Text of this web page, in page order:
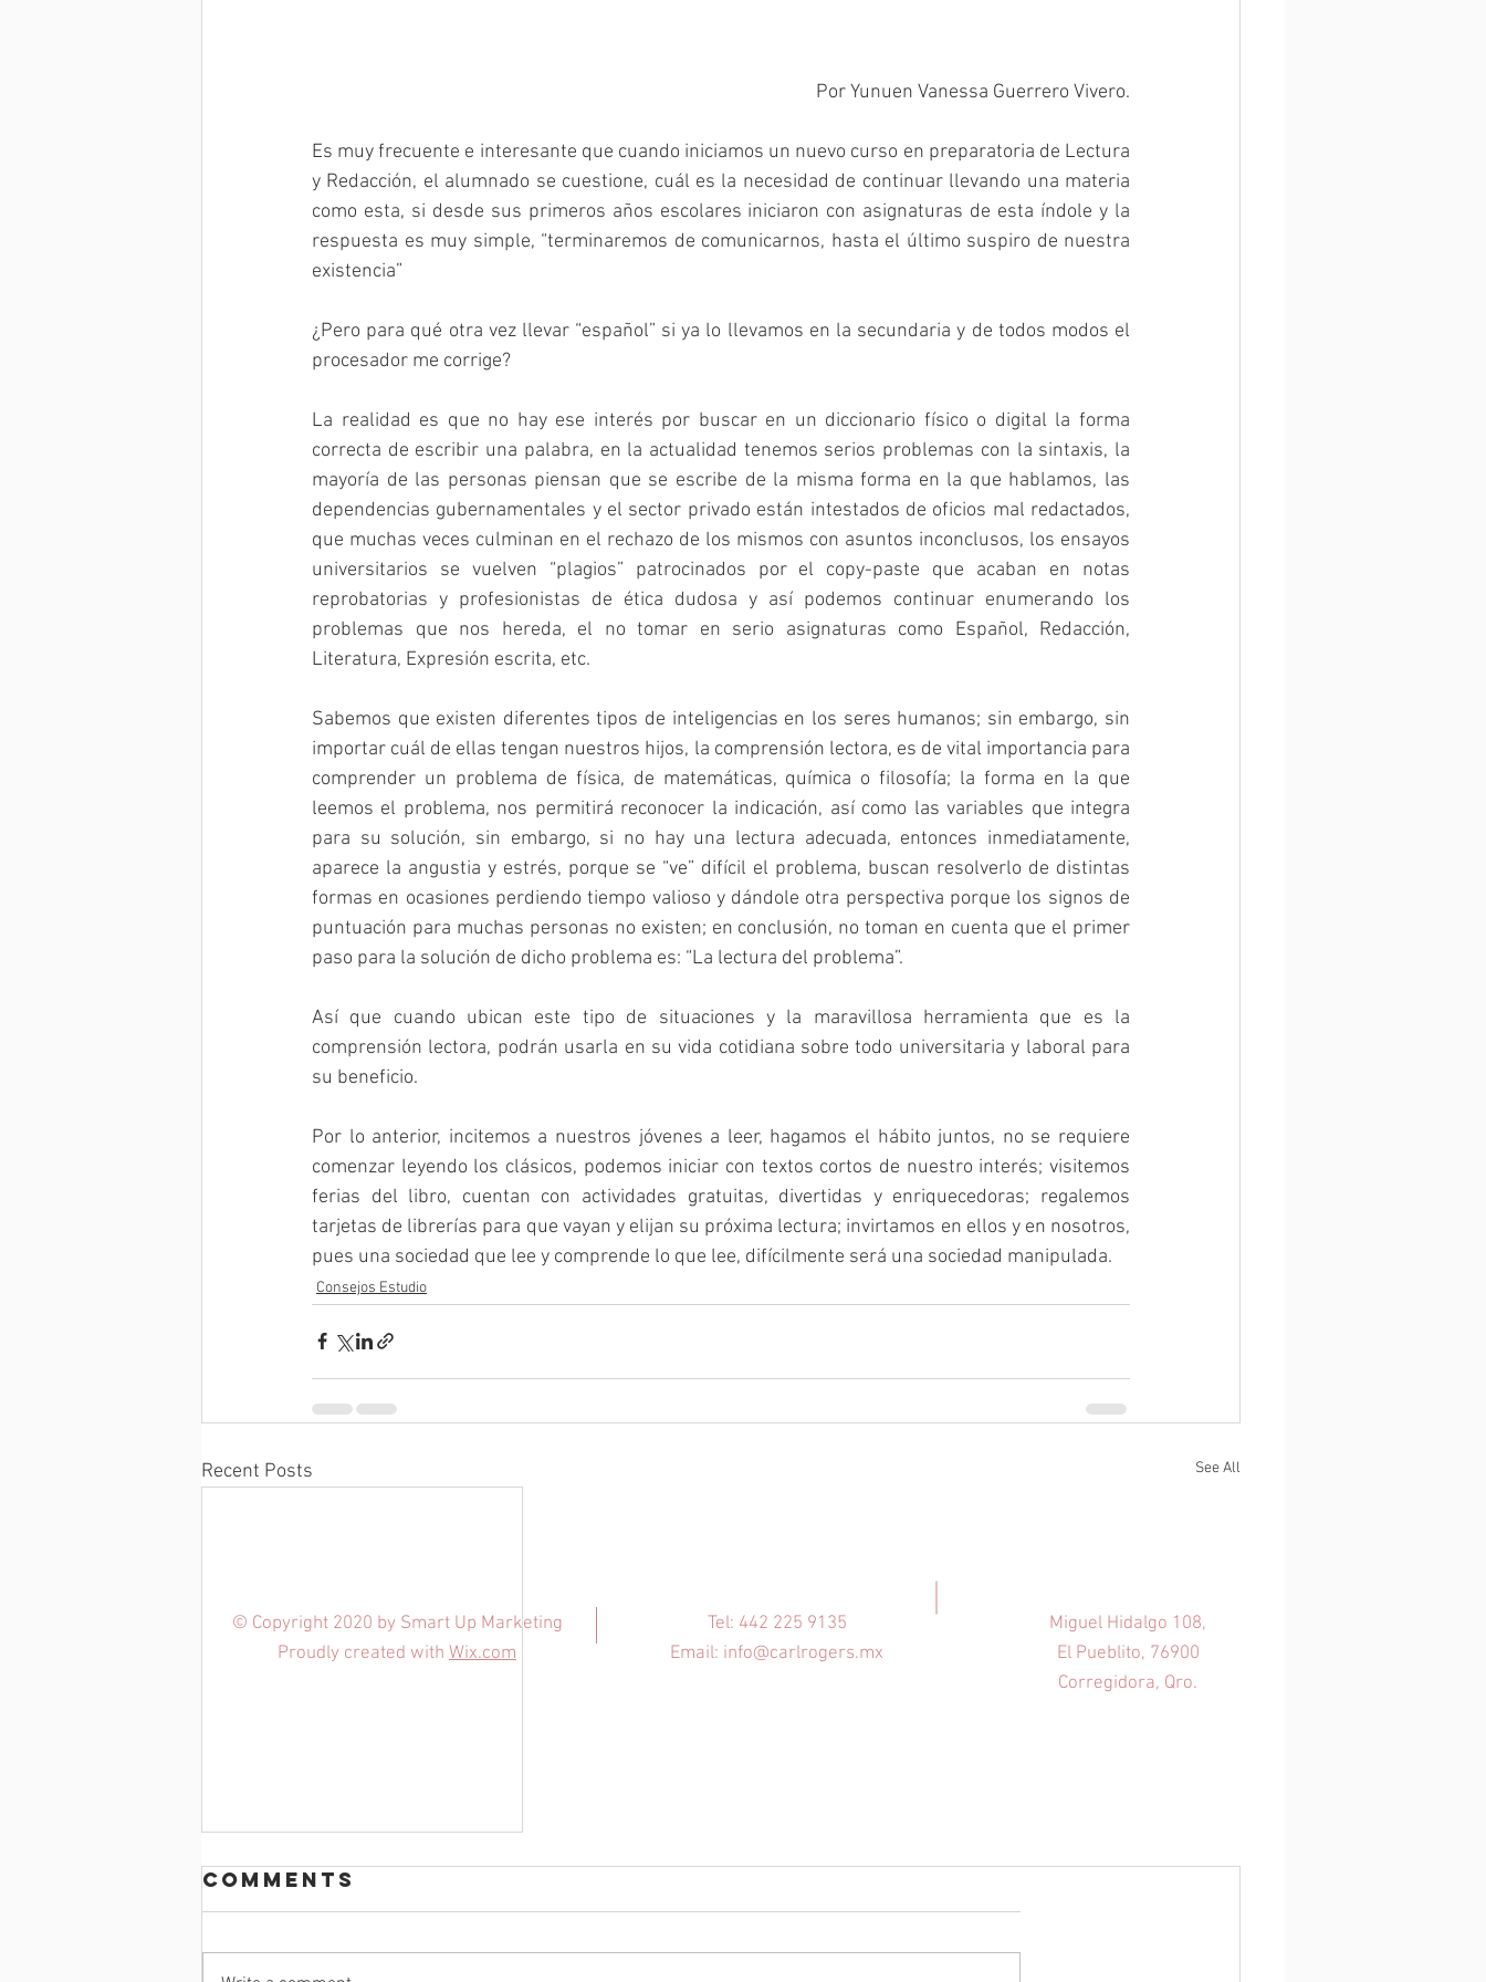
Por Yunuen Vanessa Guerrero Vivero.
Es muy frecuente e interesante que cuando iniciamos un nuevo curso en preparatoria de Lectura
y Redacción, el alumnado se cuestione, cuál es la necesidad de continuar llevando una materia
como esta, si desde sus primeros años escolares iniciaron con asignaturas de esta índole y la
respuesta es muy simple, “terminaremos de comunicarnos, hasta el último suspiro de nuestra
existencia”
¿Pero para qué otra vez llevar “español” si ya lo llevamos en la secundaria y de todos modos el
procesador me corrige?
La realidad es que no hay ese interés por buscar en un diccionario físico o digital la forma
correcta de escribir una palabra, en la actualidad tenemos serios problemas con la sintaxis, la
mayoría de las personas piensan que se escribe de la misma forma en la que hablamos, las
dependencias gubernamentales y el sector privado están intestados de oficios mal redactados,
que muchas veces culminan en el rechazo de los mismos con asuntos inconclusos, los ensayos
universitarios se vuelven “plagios” patrocinados por el copy-paste que acaban en notas
reprobatorias y profesionistas de ética dudosa y así podemos continuar enumerando los
problemas que nos hereda, el no tomar en serio asignaturas como Español, Redacción,
Literatura, Expresión escrita, etc.
Sabemos que existen diferentes tipos de inteligencias en los seres humanos; sin embargo, sin
importar cuál de ellas tengan nuestros hijos, la comprensión lectora, es de vital importancia para
comprender un problema de física, de matemáticas, química o filosofía; la forma en la que
leemos el problema, nos permitirá reconocer la indicación, así como las variables que integra
para su solución, sin embargo, si no hay una lectura adecuada, entonces inmediatamente,
aparece la angustia y estrés, porque se “ve” difícil el problema, buscan resolverlo de distintas
formas en ocasiones perdiendo tiempo valioso y dándole otra perspectiva porque los signos de
puntuación para muchas personas no existen; en conclusión, no toman en cuenta que el primer
paso para la solución de dicho problema es: “La lectura del problema”.
Así que cuando ubican este tipo de situaciones y la maravillosa herramienta que es la
comprensión lectora, podrán usarla en su vida cotidiana sobre todo universitaria y laboral para
su beneficio.
Por lo anterior, incitemos a nuestros jóvenes a leer, hagamos el hábito juntos, no se requiere
comenzar leyendo los clásicos, podemos iniciar con textos cortos de nuestro interés; visitemos
ferias del libro, cuentan con actividades gratuitas, divertidas y enriquecedoras; regalemos
tarjetas de librerías para que vayan y elijan su próxima lectura; invirtamos en ellos y en nosotros,
pues una sociedad que lee y comprende lo que lee, difícilmente será una sociedad manipulada.
Consejos Estudio
Recent Posts See All
Comments
© Copyright 2020 by Smart Up Marketing
Proudly created with Wix.com
Tel: 442 225 9135
Email: info@carlrogers.mx
Miguel Hidalgo 108,
El Pueblito, 76900
Corregidora, Qro.